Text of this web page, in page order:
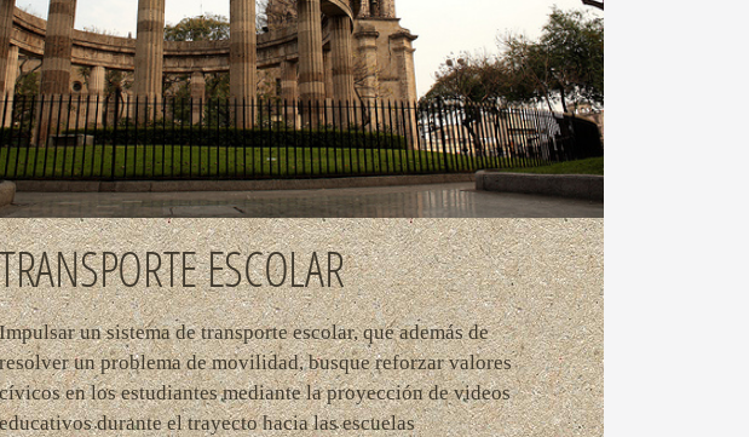
TRANSPORTE ESCOLAR
Impulsar un sistema de transporte escolar, que además de
resolver un problema de movilidad, busque reforzar valores
cívicos en los estudiantes mediante la proyección de videos
educativos durante el trayecto hacia las escuelas